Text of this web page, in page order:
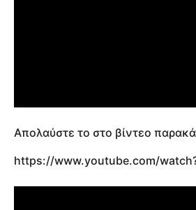
Απολαύστε το στο βίντεο
https://www.youtube.com/